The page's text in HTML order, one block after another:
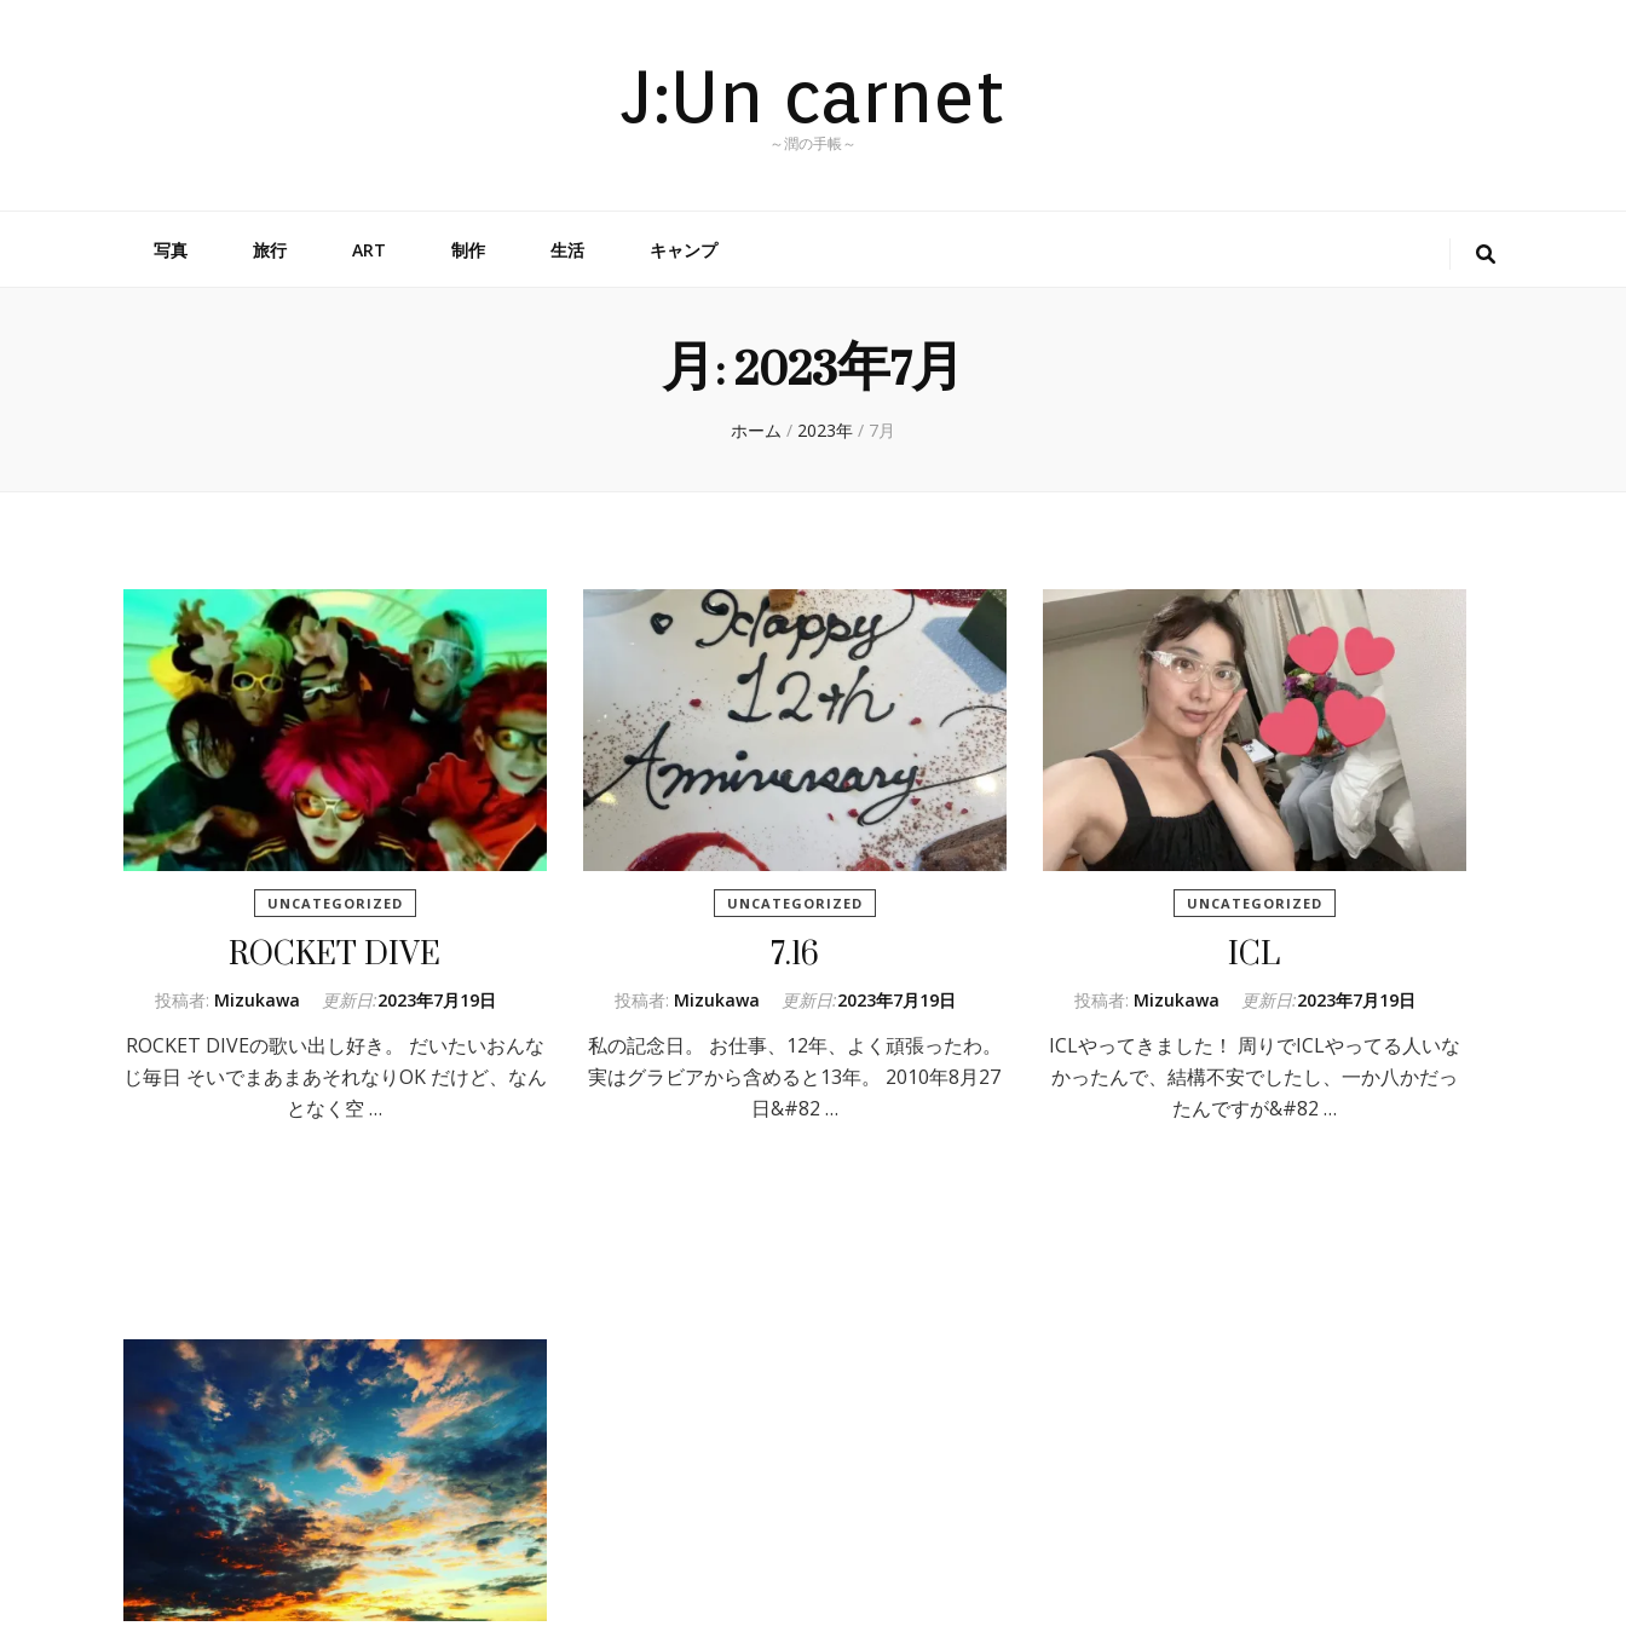
J:Un carnet
～潤の手帳～
写真 旅行 ART 制作 生活 キャンプ
月:2023年7月
ホーム / 2023年 / 7月
UNCATEGORIZED
ROCKET DIVE
投稿者: Mizukawa 更新日:2023年7月19日
ROCKET DIVEの歌い出し好き。 だいたいおんな
じ毎日 そいでまあまあそれなりOK だけど、なん
となく空 …
UNCATEGORIZED
7.16
投稿者: Mizukawa 更新日:2023年7月19日
私の記念日。 お仕事、12年、よく頑張ったわ。
実はグラビアから含めると13年。 2010年8月27
日&#82 …
UNCATEGORIZED
ICL
投稿者: Mizukawa 更新日:2023年7月19日
ICLやってきました！ 周りでICLやってる人いな
かったんで、結構不安でしたし、一か八かだっ
たんですが&#82 …